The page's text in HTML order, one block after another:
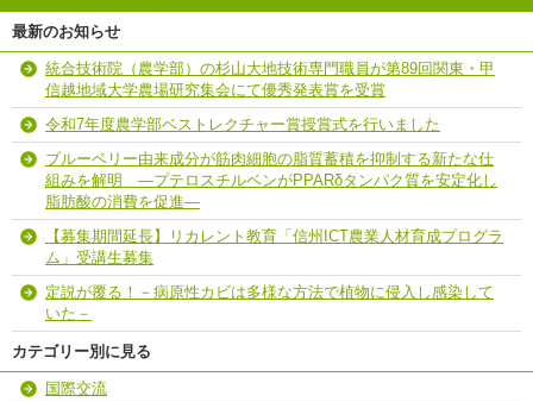
最新のお知らせ
統合技術院（農学部）の杉山大地技術専門職員が第89回関東・甲
信越地域大学農場研究集会にて優秀発表賞を受賞
令和7年度農学部ベストレクチャー賞授賞式を行いました
ブルーベリー由来成分が筋肉細胞の脂質蓄積を抑制する新たな仕
組みを解明 ―プテロスチルベンがPPARδタンパク質を安定化し
脂肪酸の消費を促進―
【募集期間延長】リカレント教育「信州ICT農業人材育成プログラ
ム」受講生募集
定説が覆る！－病原性カビは多様な方法で植物に侵入し感染して
いた－
カテゴリー別に見る
国際交流